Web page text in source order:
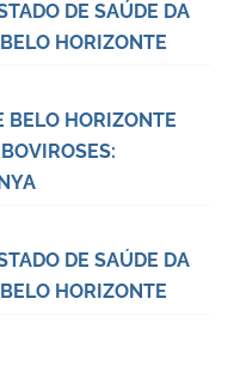
DE SAÚDE DA
HORIZONTE
BELO HORIZONTE
DE SAÚDE DA
HORIZONTE